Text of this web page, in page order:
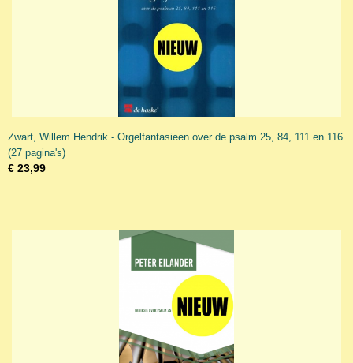
Zwart, Willem Hendrik - Orgelfantasieen over de psalm 25, 84, 111 en 116
(27 pagina's)
€ 23,99